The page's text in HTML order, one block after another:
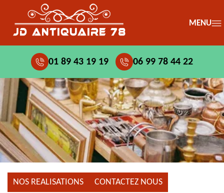
MENU
01 89 43 19 19 06 99 78 44 22
NOS REALISATIONS CONTACTEZ NOUS